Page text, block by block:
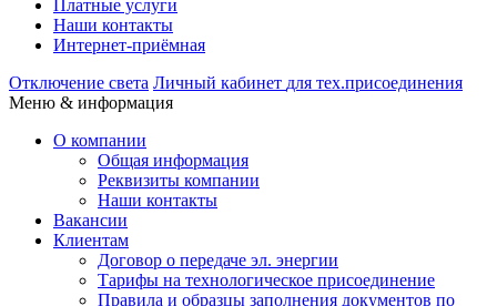
Платные услуги
Наши контакты
Интернет-приёмная
Отключение света Личный кабинет для тех.присоединения
Меню & информация
О компании
Общая информация
Реквизиты компании
Наши контакты
Вакансии
Клиентам
Договор о передаче эл. энергии
Тарифы на технологическое присоединение
Правила и образцы заполнения документов по